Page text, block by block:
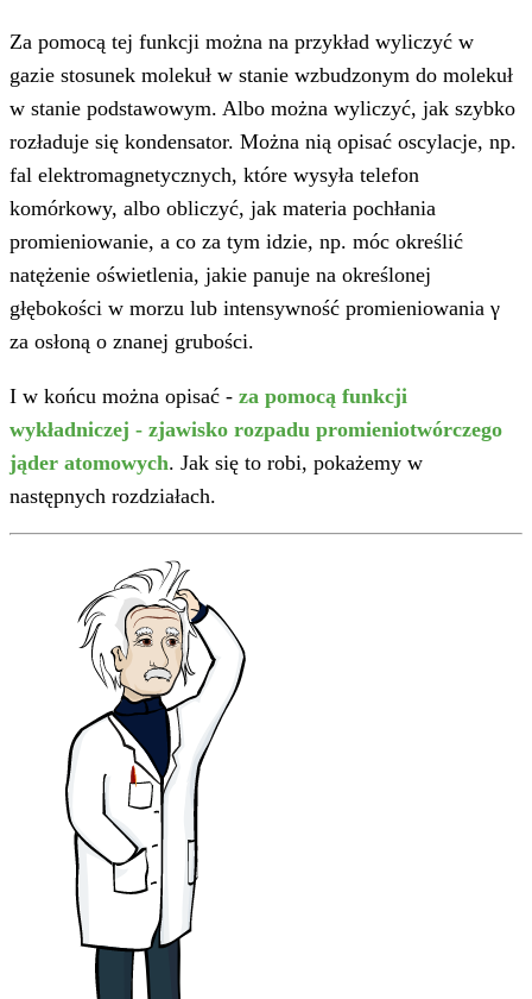
Za pomocą tej funkcji można na przykład wyliczyć w
gazie stosunek molekuł w stanie wzbudzonym do molekuł
w stanie podstawowym. Albo można wyliczyć, jak szybko
rozładuje się kondensator. Można nią opisać oscylacje, np.
fal elektromagnetycznych, które wysyła telefon
komórkowy, albo obliczyć, jak materia pochłania
promieniowanie, a co za tym idzie, np. móc określić
natężenie oświetlenia, jakie panuje na określonej
głębokości w morzu lub intensywność promieniowania γ
za osłoną o znanej grubości.
I w końcu można opisać - za pomocą funkcji
wykładniczej - zjawisko rozpadu promieniotwórczego
jąder atomowych. Jak się to robi, pokażemy w
następnych rozdziałach.